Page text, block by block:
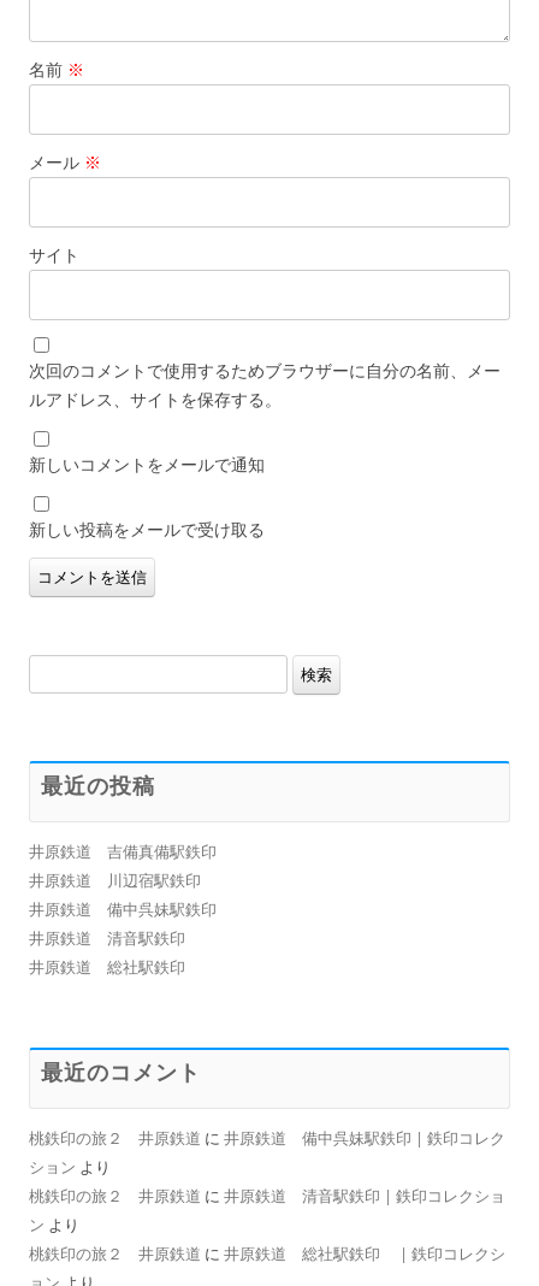
名前 ※
メール ※
サイト
次回のコメントで使用するためブラウザーに自分の名前、メー
ルアドレス、サイトを保存する。
新しいコメントをメールで通知
新しい投稿をメールで受け取る
索:
最近の投稿
井原鉄道 吉備真備駅鉄印
井原鉄道 川辺宿駅鉄印
井原鉄道 備中呉妹駅鉄印
井原鉄道 清音駅鉄印
井原鉄道 総社駅鉄印
最近のコメント
桃鉄印の旅２ 井原鉄道 に 井原鉄道 備中呉妹駅鉄印 | 鉄印コレク
ション より
桃鉄印の旅２ 井原鉄道 に 井原鉄道 清音駅鉄印 | 鉄印コレクショ
ン より
桃鉄印の旅２ 井原鉄道 に 井原鉄道 総社駅鉄印 | 鉄印コレクシ